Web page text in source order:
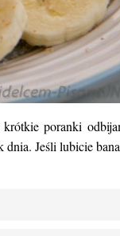
poranki
dnia. Jeśli lubicie